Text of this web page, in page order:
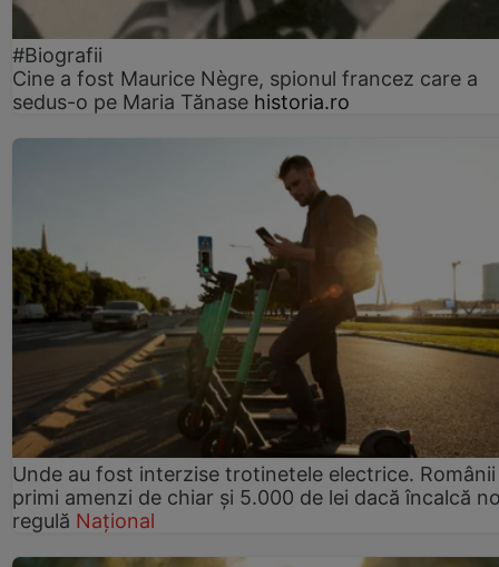
#Biografii
Cine a fost Maurice Nègre, spionul francez care a
sedus-o pe Maria Tănase historia.ro
Unde au fost interzise trotinetele electrice.
primi amenzi de chiar și 5.000 de lei dacă încalcă
regulă Național